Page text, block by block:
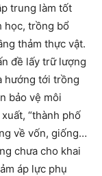
trung làm tốt
học, trồng bổ
thảm thực vật.
đề lấy trữ lượng
hướng tới trồng
bảo vệ môi
“thành phố
về vốn, giống…
chưa cho khai
áp lực phụ